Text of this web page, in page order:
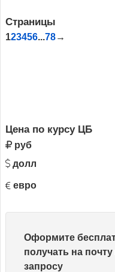
Страницы
123456...78→
Цена по курсу ЦБ
руб
долл
евро
Оформите
получать на
запросу